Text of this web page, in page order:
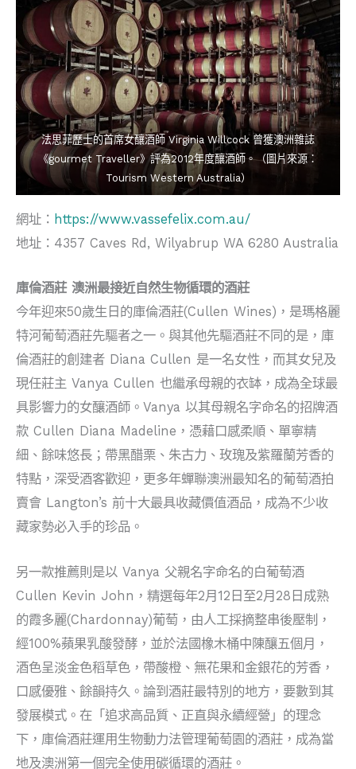
法思菲歷士的首席女釀酒師 Virginia Willcock 曾獲澳洲雜誌
《gourmet Traveller》評為2012年度釀酒師。（圖片來源：
Tourism Western Australia）
網址： https://www.vassefelix.com.au/
地址：4357 Caves Rd, Wilyabrup WA 6280 Australia
庫倫酒莊 澳洲最接近自然生物循環的酒莊
今年迎來50歲生日的庫倫酒莊(Cullen Wines)，是瑪格麗
特河葡萄酒莊先驅者之一。與其他先驅酒莊不同的是，庫
倫酒莊的創建者 Diana Cullen 是一名女性，而其女兒及
現任莊主 Vanya Cullen 也繼承母親的衣缽，成為全球最
具影響力的女釀酒師。Vanya 以其母親名字命名的招牌酒
款 Cullen Diana Madeline，憑藉口感柔順、單寧精
細、餘味悠長；帶黑醋栗、朱古力、玫瑰及紫羅蘭芳香的
特點，深受酒客歡迎，更多年蟬聯澳洲最知名的葡萄酒拍
賣會 Langton’s 前十大最具收藏價值酒品，成為不少收
藏家勢必入手的珍品。
另一款推薦則是以 Vanya 父親名字命名的白葡萄酒
Cullen Kevin John，精選每年2月12日至2月28日成熟
的霞多麗(Chardonnay)葡萄，由人工採摘整串後壓制，
經100%蘋果乳酸發酵，並於法國橡木桶中陳釀五個月，
酒色呈淡金色稻草色，帶酸橙、無花果和金銀花的芳香，
口感優雅、​餘韻持久。論到酒莊最特別的地方，要數到其
發展模式。在「追求高品質、正直與永續經營」的理念
下，庫倫酒莊運用生物動力法管理葡萄園的酒莊，成為當
地及澳洲第一個完全使用碳循環的酒莊。